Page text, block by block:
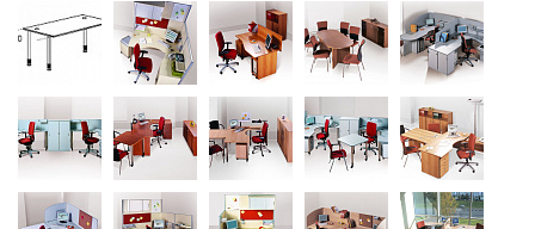
Контакты
Заказать обратный звонок